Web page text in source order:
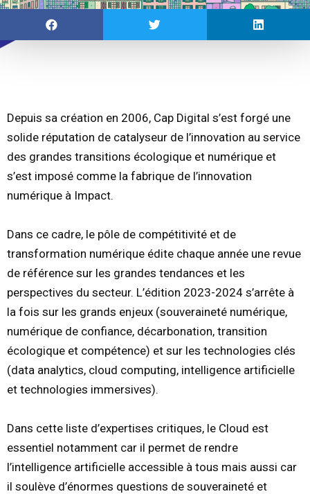
Depuis sa création en 2006, Cap Digital s’est forgé une
solide réputation de catalyseur de l’innovation au service
des grandes transitions écologique et numérique et
s’est imposé comme la fabrique de l’innovation
numérique à Impact.
Dans ce cadre, le pôle de compétitivité et de
transformation numérique édite chaque année une revue
de référence sur les grandes tendances et les
perspectives du secteur. L’édition 2023-2024 s’arrête à
la fois sur les grands enjeux (souveraineté numérique,
numérique de confiance, décarbonation, transition
écologique et compétence) et sur les technologies clés
(data analytics, cloud computing, intelligence artificielle
et technologies immersives).
Dans cette liste d’expertises critiques, le Cloud est
essentiel notamment car il permet de rendre
l’intelligence artificielle accessible à tous mais aussi car
il soulève d’énormes questions de souveraineté et